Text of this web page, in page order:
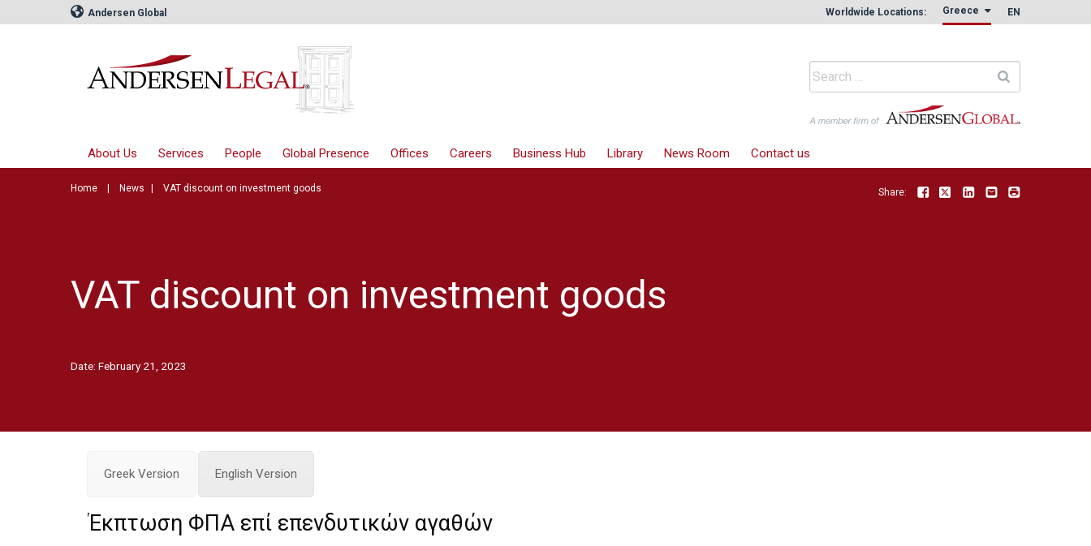
Andersen Global Worldwide Locations: Greece EN
About Us Services People Global Presence Offices Careers Business Hub Library News Room Contact us
Home News VAT discount on investment goods Share: Facebook
Twitter LinkedInEmail
VAT discount on investment goods
Date: February 21, 2023
Greek Version English Version
Έκπτωση ΦΠΑ επί επενδυτικών αγαθών